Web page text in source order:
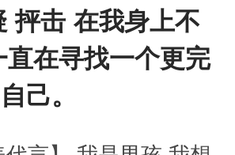
抨击 在我身上不
直在寻找一个更完
己。